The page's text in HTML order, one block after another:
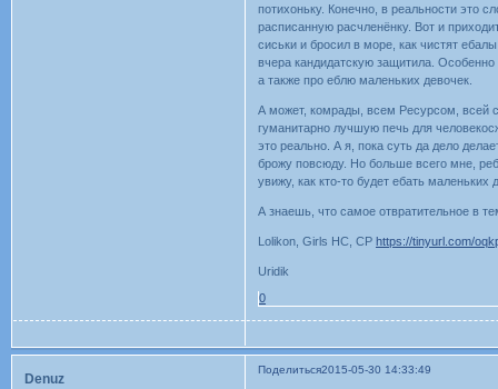
потихоньку. Конечно, в реальности это
расписанную расчленёнку. Вот и
сиськи и бросил в море, как чистят
вчера кандидатскую защитила. Особенно
а также про еблю маленьких девочек.
А может, комрады, всем Ресурсом, всей
гуманитарно лучшую печь для
это реально. А я, пока суть да дело
брожу повсюду. Но больше всего мне,
увижу, как кто-то будет ебать
А знаешь, что самое отвратительное в
Lolikon, Girls HC, CPhttps://tinyurl.com/
Uridik
0
Поделиться2015-05-30 14:33:49
Denuz